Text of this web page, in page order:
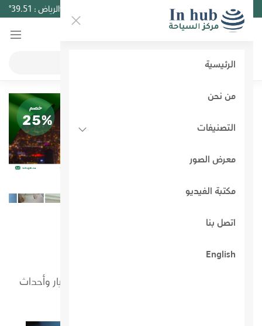
8 أغسطس 2026 الرياض :39.51°
الرئيسية
من نحن
التصنيفات
معرض الصور
مكتبة الفيديو
اتصل بنا
English
ابقى على إطلاع دائم على أحدث الإضافات لأخبار وأحداث